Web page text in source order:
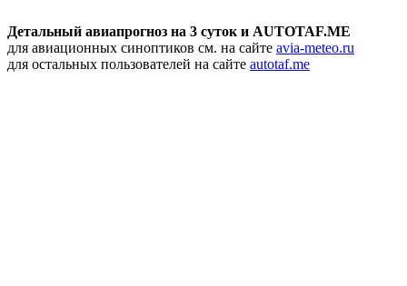
Детальный авиапрогноз на 3 суток и AUTOTAF.ME
для авиационных синоптиков см. на сайте avia-meteo.ru
для остальных пользователей на сайте autotaf.me